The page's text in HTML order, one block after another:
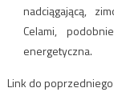
nadciągającą,
Celami,
energetyczna.
Link do